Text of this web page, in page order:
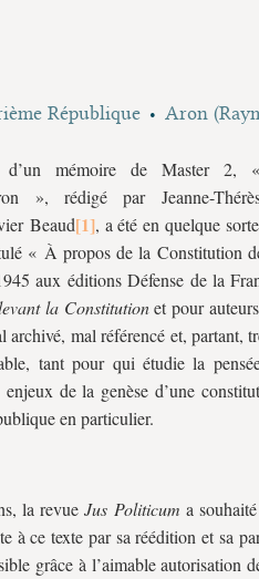
République Aron
mémoire de Master 2, «
», rédigé par Jeanne-
Beaud
, a été en quelque
« À propos de la Constitution
aux éditions Défense de la
la Constitutionet pour
archivé, mal référencé et, partant,
tant pour qui étudie la
enjeux de la genèse d’une
en particulier.
la revueJus Politicum a souhaité
à ce texte par sa réédition et sa
grâce à l’aimable autorisation